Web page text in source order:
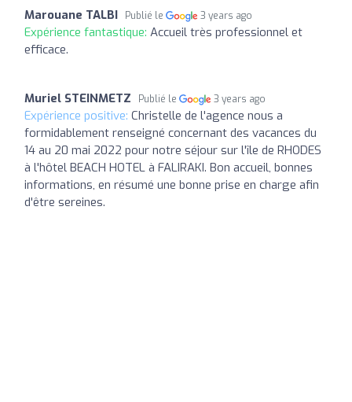
Marouane TALBI Publié le 3 years ago
Expérience fantastique: Accueil très professionnel et
efficace.
Muriel STEINMETZ Publié le 3 years ago
Expérience positive: Christelle de l'agence nous a
formidablement renseigné concernant des vacances du
14 au 20 mai 2022 pour notre séjour sur l'île de RHODES
à l'hôtel BEACH HOTEL à FALIRAKI. Bon accueil, bonnes
informations, en résumé une bonne prise en charge afin
d'être sereines.